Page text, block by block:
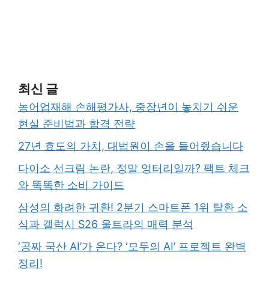
최신 글
농어업재해 손해평가사, 중장년이 놓치기 쉬운
현실 준비법과 합격 전략
27년 효도의 가치, 대법원이 손을 들어줬습니다
다이소 선크림 논란, 정말 엉터리일까? 팩트 체크
와 똑똑한 소비 가이드
삼성의 화려한 귀환! 2분기 스마트폰 1위 탈환 소
식과 갤럭시 S26 울트라의 매력 분석
‘공짜 국산 AI’가 온다? ‘모두의 AI’ 프로젝트 완벽
정리!